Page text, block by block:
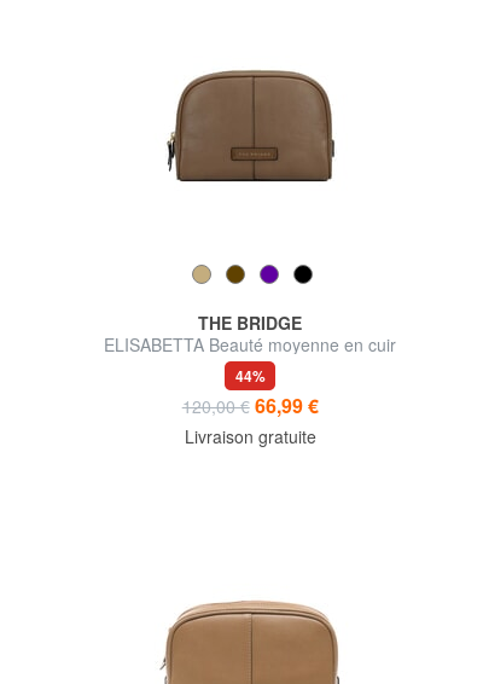
THE BRIDGE
ELISABETTA Beauté moyenne en cuir
44%
120,00 € 66,99 €
Livraison gratuite